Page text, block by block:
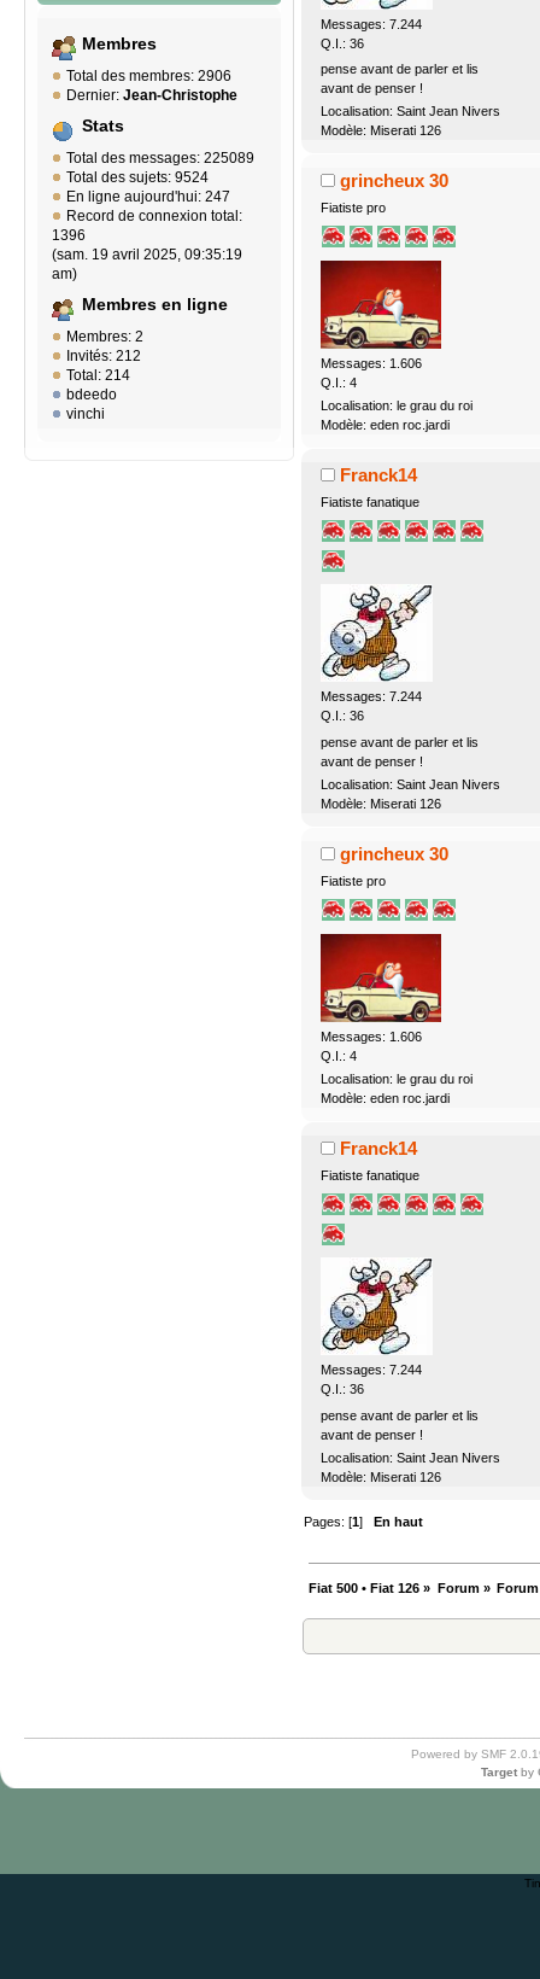
Membres
Total des membres: 2906
Dernier: Jean-Christophe
Stats
Total des messages: 225089
Total des sujets: 9524
En ligne aujourd'hui: 247
Record de connexion total:
1396
(sam. 19 avril 2025, 09:35:19
am)
Membres en ligne
Membres: 2
Invités: 212
Total: 214
bdeedo
vinchi
Messages: 7.244
Q.I.: 36
pense avant de parler et lis
avant de penser !
Localisation: Saint Jean Nivers
Modèle: Miserati 126
grincheux 30
Fiatiste pro
Messages: 1.606
Q.I.: 4
Localisation: le grau du roi
Modèle: eden roc.jardi
Franck14
Fiatiste fanatique
Messages: 7.244
Q.I.: 36
pense avant de parler et lis
avant de penser !
Localisation: Saint Jean Nivers
Modèle: Miserati 126
grincheux 30
Fiatiste pro
Messages: 1.606
Q.I.: 4
Localisation: le grau du roi
Modèle: eden roc.jardi
Franck14
Fiatiste fanatique
Messages: 7.244
Q.I.: 36
pense avant de parler et lis
avant de penser !
Localisation: Saint Jean Nivers
Modèle: Miserati 126
Pages: [1]En haut
Fiat 500 • Fiat 126 » Forum»
Powered by SMF
Target by